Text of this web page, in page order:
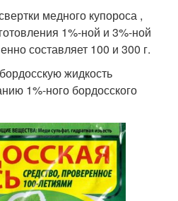
медного купороса ,
1%-ной и 3%-ной
составляет 100 и 300 г.
жидкость
1%-ного бордосского